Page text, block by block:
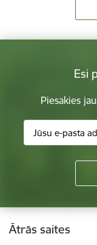
Esi
Piesakies
Kājene
Ātrās saites